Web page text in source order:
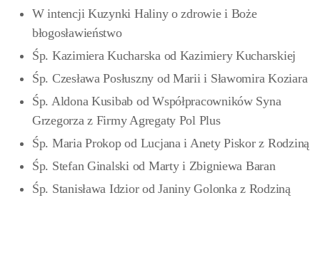
W intencji Kuzynki Haliny o zdrowie i Boże
błogosławieństwo
Śp. Kazimiera Kucharska od Kazimiery Kucharskiej
Śp. Czesława Posłuszny od Marii i Sławomira Koziara
Śp. Aldona Kusibab od Współpracowników Syna
Grzegorza z Firmy Agregaty Pol Plus
Śp. Maria Prokop od Lucjana i Anety Piskor z Rodziną
Śp. Stefan Ginalski od Marty i Zbigniewa Baran
Śp. Stanisława Idzior od Janiny Golonka z Rodziną